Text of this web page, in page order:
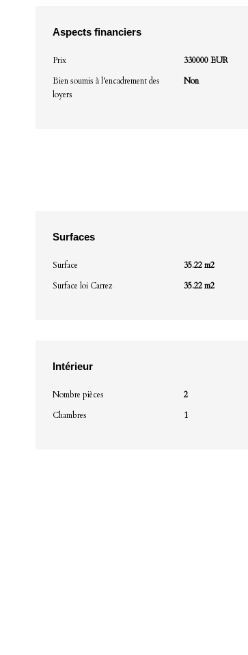
Aspects financiers
Prix
330000 EUR
Bien soumis à l'encadrement des
loyers
Non
Surfaces
Surface
35.22 m2
Surface loi Carrez
35.22 m2
Intérieur
Nombre pièces
2
Chambres
1